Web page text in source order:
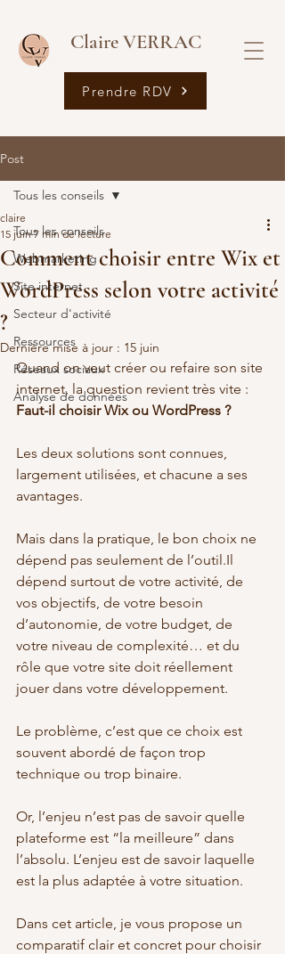
Claire VERRAC
Prendre RDV
Post
Tous les conseils
Webmarketing
Site internet
Secteur d'activité
Ressources
Réseaux sociaux
Analyse de données
Tous les conseils
Comment choisir entre Wix et
WordPress selon votre activité
?
claire
15 juin 7 min de lecture
Dernière mise à jour : 15 juin
Quand on veut créer ou refaire son site
internet, la question revient très vite :
Faut-il choisir Wix ou WordPress ?
Les deux solutions sont connues,
largement utilisées, et chacune a ses
avantages.
Mais dans la pratique, le bon choix ne
dépend pas seulement de l’outil.Il
dépend surtout de votre activité, de
vos objectifs, de votre besoin
d’autonomie, de votre budget, de
votre niveau de complexité… et du
rôle que votre site doit réellement
jouer dans votre développement.
Le problème, c’est que ce choix est
souvent abordé de façon trop
technique ou trop binaire.
Or, l’enjeu n’est pas de savoir quelle
plateforme est “la meilleure” dans
l’absolu. L’enjeu est de savoir laquelle
est la plus adaptée à votre situation.
Dans cet article, je vous propose un
comparatif clair et concret pour choisir